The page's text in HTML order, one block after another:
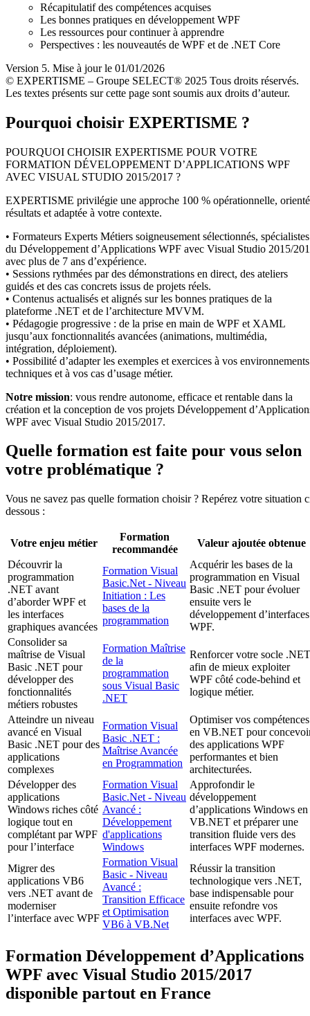
Récapitulatif des compétences acquises
Les bonnes pratiques en développement WPF
Les ressources pour continuer à apprendre
Perspectives : les nouveautés de WPF et de .NET Core
Version 5. Mise à jour le 01/01/2026
© EXPERTISME – Groupe SELECT® 2025 Tous droits réservés.
Les textes présents sur cette page sont soumis aux droits d’auteur.
Pourquoi choisir EXPERTISME ?
POURQUOI CHOISIR EXPERTISME POUR VOTRE
FORMATION DÉVELOPPEMENT D’APPLICATIONS WPF
AVEC VISUAL STUDIO 2015/2017 ?
EXPERTISME privilégie une approche 100 % opérationnelle,
résultats et adaptée à votre contexte.
• Formateurs Experts Métiers soigneusement sélectionnés, spécialistes
du Développement d’Applications WPF avec Visual Studio 2015/
avec plus de 7 ans d’expérience.
• Sessions rythmées par des démonstrations en direct, des ateliers
guidés et des cas concrets issus de projets réels.
• Contenus actualisés et alignés sur les bonnes pratiques de la
plateforme .NET et de l’architecture MVVM.
• Pédagogie progressive : de la prise en main de WPF et XAML
jusqu’aux fonctionnalités avancées (animations, multimédia,
intégration, déploiement).
• Possibilité d’adapter les exemples et exercices à vos environnements
techniques et à vos cas d’usage métier.
Notre mission: vous rendre autonome, efficace et rentable dans la
création et la conception de vos projets Développement
WPF avec Visual Studio 2015/2017.
Quelle formation est faite pour vous selon
votre problématique ?
Vous ne savez pas quelle formation choisir ? Repérez votre situation
dessous :
Votre enjeu métier
Formation
recommandée
Valeur ajoutée obtenue
Découvrir la
programmation
.NET avant
d’aborder WPF et
les interfaces
graphiques avancées
Formation Visual
Basic.Net - Niveau
Initiation : Les
bases de la
programmation
Acquérir les bases de la
programmation en Visual
Basic .NET pour évoluer
ensuite vers le
développement d’interfaces
WPF.
Consolider sa
maîtrise de Visual
Basic .NET pour
développer des
fonctionnalités
métiers robustes
Formation Maîtrise
de la
programmation
sous Visual Basic
.NET
Renforcer votre socle .NET
afin de mieux exploiter
WPF côté code-behind et
logique métier.
Atteindre un niveau
avancé en Visual
Basic .NET pour des
applications
complexes
Formation Visual
Basic .NET :
Maîtrise Avancée
en Programmation
Optimiser vos compétences
en VB.NET pour
des applications WPF
performantes et bien
architecturées.
Développer des
applications
Windows riches côté
logique tout en
complétant par WPF
pour l’interface
Formation Visual
Basic.Net - Niveau
Avancé :
Développement
d'applications
Windows
Approfondir le
développement
d’applications Windows en
VB.NET et préparer une
transition fluide vers des
interfaces WPF modernes.
Migrer des
applications VB6
vers .NET avant de
moderniser
l’interface avec WPF
Formation Visual
Basic - Niveau
Avancé :
Transition Efficace
et Optimisation
VB6 à VB.Net
Réussir la transition
technologique vers .NET,
base indispensable pour
ensuite refondre vos
interfaces avec WPF.
Formation Développement d’Applications
WPF avec Visual Studio 2015/2017
disponible partout en France